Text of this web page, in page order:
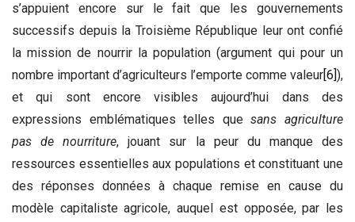
s’appuient encore sur le fait que les gouvernements
successifs depuis la Troisième République leur ont confié
la mission de nourrir la population (argument qui pour un
nombre important d’agriculteurs l’emporte comme valeur [6] ),
et qui sont encore visibles aujourd’hui dans des
expressions emblématiques telles quesans agriculture
pas de nourriture, jouant sur la peur du manque des
ressources essentielles aux populations et constituant une
des réponses données à chaque remise en cause du
modèle capitaliste agricole, auquel est opposée, par les